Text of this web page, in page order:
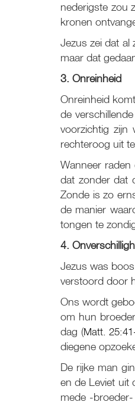
nederigste zou
kronen
Jezus zei dat al
maar dat
3. Onreinheid
Onreinheid
de
voorzichtig zijn
rechteroog uit
Wanneer
dat zonder dat
Zonde is zo
de manier
tongen te
4.
Jezus was
verstoord door
Ons wordt
om hun
dag (Matt.
diegene
De rijke man
en de Leviet uit
mede -